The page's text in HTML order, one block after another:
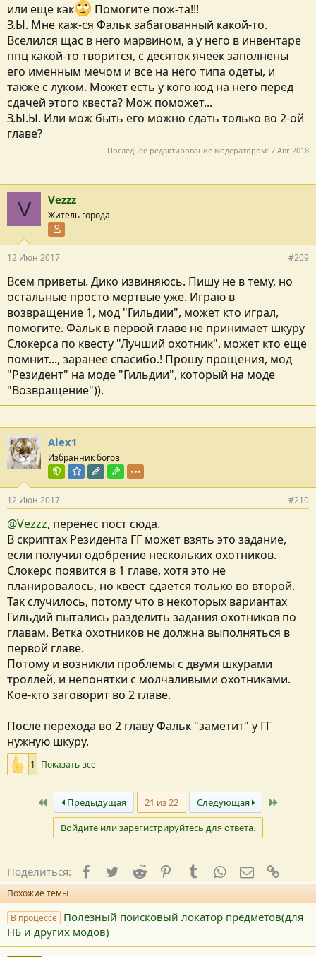
или еще как
Помогите пож-та!!!
З.Ы. Мне каж-ся Фальк забагованный какой-то.
Вселился щас в него марвином, а у него в инвентаре
ппц какой-то творится, с десяток ячеек заполнены
его именным мечом и все на него типа одеты, и
также с луком. Может есть у кого код на него перед
сдачей этого квеста? Мож поможет...
З.Ы.Ы. Или мож быть его можно сдать только во 2-ой
главе?
Последнее редактирование модератором: 7 Авг 2018
V Vezzz
Житель города
12 Июн 2017 #209
Всем приветы. Дико извиняюсь. Пишу не в тему, но
остальные просто мертвые уже. Играю в
возвращение 1, мод "Гильдии", может кто играл,
помогите. Фальк в первой главе не принимает шкуру
Слокерса по квесту "Лучший охотник", может кто еще
помнит..., заранее спасибо.! Прошу прощения, мод
"Резидент" на моде "Гильдии", который на моде
"Возвращение")).
Alex1
Избранник богов
Команда форума
Модератор раздела
Редактор раздела
Модостроитель
12 Июн 2017 #210
@Vezzz, перенес пост сюда.
В скриптах Резидента ГГ может взять это задание,
если получил одобрение нескольких охотников.
Слокерс появится в 1 главе, хотя это не
планировалось, но квест сдается только во второй.
Так случилось, потому что в некоторых вариантах
Гильдий пытались разделить задания охотников по
главам. Ветка охотников не должна выполняться в
первой главе.
Потому и возникли проблемы с двумя шкурами
троллей, и непонятки с молчаливыми охотниками.
Кое-кто заговорит во 2 главе.
После перехода во 2 главу Фальк "заметит" у ГГ
нужную шкуру.
1 Показать все
ПервыйПредыдущая 21 из 22 Следующая
Войдите или зарегистрируйтесь для ответа.
Поделиться: Facebook
TwitterReddit PinterestTumblrWhatsApp
E-mail
Похожие темы
В процессе Полезный поисковый локатор предметов(для
НБ и других модов)